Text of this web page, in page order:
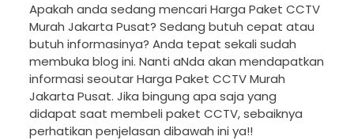
Apakah anda sedang mencari Harga Paket CCTV
Murah Jakarta Pusat? Sedang butuh cepat atau
butuh informasinya? Anda tepat sekali sudah
membuka blog ini. Nanti aNda akan mendapatkan
informasi seoutar Harga Paket CCTV Murah
Jakarta Pusat. Jika bingung apa saja yang
didapat saat membeli paket CCTV, sebaiknya
perhatikan penjelasan dibawah ini ya!!